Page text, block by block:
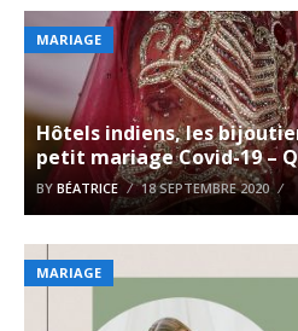
MARIAGE
Hôtels indiens, les
petit mariage Covid-19 –
BY BÉATRICE 18 SEPTEMBRE 2020
MARIAGE